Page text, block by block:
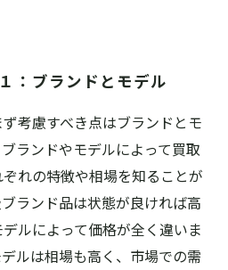
：ブランドとモデル
考慮すべき点はブランドとモ
ランドやモデルによって買取
れの特徴や相場を知ることが
ランド品は状態が良ければ高
ルによって価格が全く違いま
ルは相場も高く、市場での需